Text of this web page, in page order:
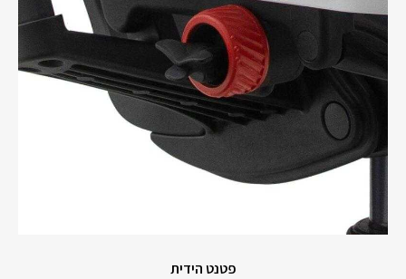
פטנט הידית